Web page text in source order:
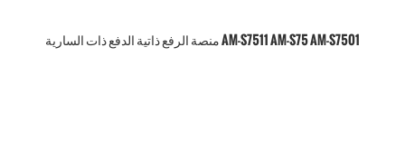
AM-S7511 AM-S75 AM-S7501 منصة الرفع ذاتية الدفع ذات السارية